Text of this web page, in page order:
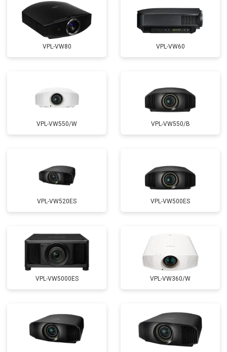
VPL-VW80 VPL-VW60
VPL-VW550/W VPL-VW550/B
VPL-VW520ES VPL-VW500ES
VPL-VW5000ES VPL-VW360/W